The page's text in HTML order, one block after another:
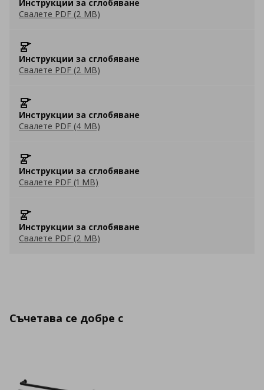
Инструкции за сглобяване
Свалете PDF (2 MB)
Инструкции за сглобяване
Свалете PDF (2 MB)
Инструкции за сглобяване
Свалете PDF (4 MB)
Инструкции за сглобяване
Свалете PDF (1 MB)
Инструкции за сглобяване
Свалете PDF (2 MB)
Съчетава се добре с